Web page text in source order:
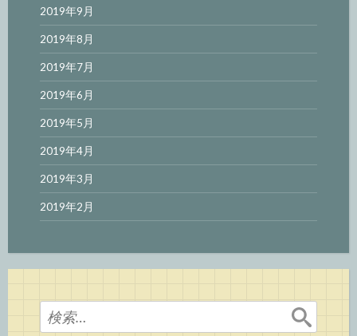
2019年9月
2019年8月
2019年7月
2019年6月
2019年5月
2019年4月
2019年3月
2019年2月
索: